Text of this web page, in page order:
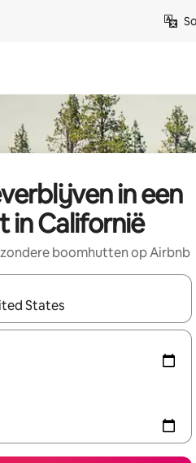
in een
in Californië
boomhutten op Airbnb
beschikbaar zijn, maak je